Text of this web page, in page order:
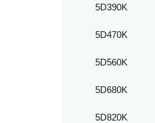
5D390K
5D470K
5D560K
5D680K
5D820K